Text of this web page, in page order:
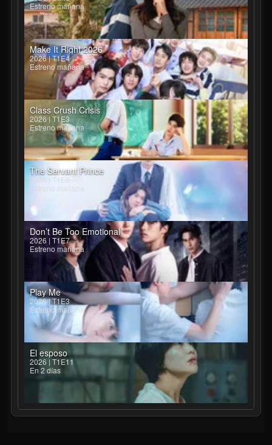
Estreno mañana
Make It Right 2026
2026 | T1E4
Estreno mañana
Class Crush Crisis
2026 | T1E3
Estreno mañana
The Servant Prince
2026 | T1E6
Estreno mañana
Don’t Be Too Emotional
2026 | T1E7
Estreno mañana
Play Me
2026 | T1E3
Estreno mañana
El esposo
2026 | T1E11
En 2 días